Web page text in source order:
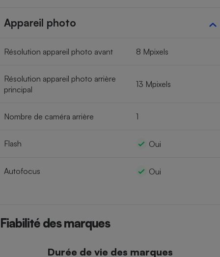
Appareil photo
Résolution appareil photo avant 8 Mpixels
Résolution appareil photo arrière
principal
13 Mpixels
Nombre de caméra arrière 1
Flash Oui
Autofocus Oui
Fiabilité des marques
Durée de vie des marques